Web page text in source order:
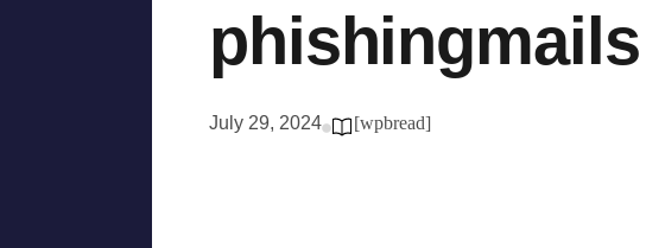
phishingmails
July 29, 2024 [wpbread]